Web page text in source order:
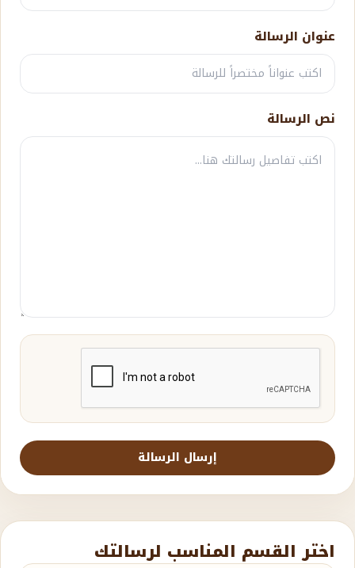
عنوان الرسالة
نص الرسالة
إرسال الرسالة
اختر القسم المناسب لرسالتك